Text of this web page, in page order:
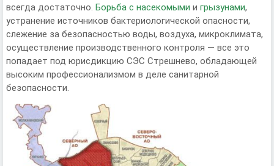
всегда достаточно. Борьба с насекомыми и грызунами,
устранение источников бактериологической опасности,
слежение за безопасностью воды, воздуха, микроклимата,
осуществление производственного контроля — все это
попадает под юрисдикцию СЭС Стрешнево, обладающей
высоким профессионализмом в деле санитарной
безопасности.